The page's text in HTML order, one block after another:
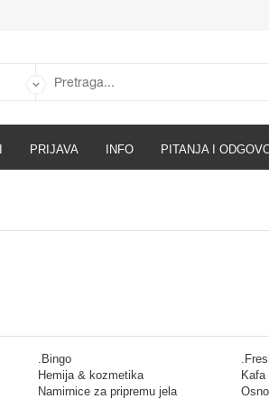
PRIJAVA INFO PITANJA I
.Bingo
Hemija & kozmetika Kafa
Namirnice za pripremu jela